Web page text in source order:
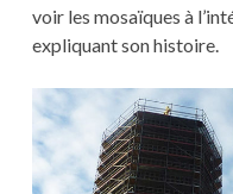
voir les mosaïques à
expliquant son histoire.